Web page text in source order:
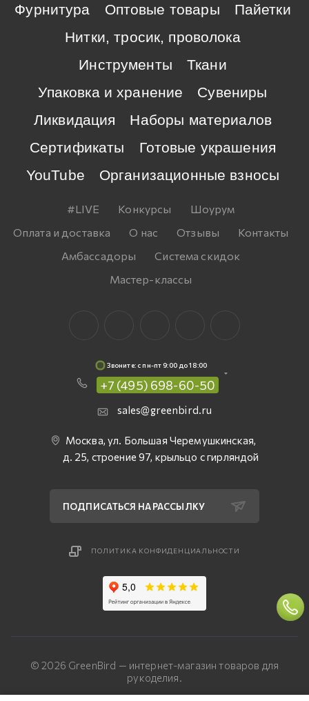
Фурнитура
Оптовые товары
Пайетки
Нитки, тросик, проволока
Инструменты
Ткани
Упаковка и хранение
Сувениры
Ликвидация
Наборы материалов
Сертификаты
Готовые украшения
YouTube
Организационные взносы
#LIVE Конкурсы
Шоурум
Оплата и доставка
О нас Отзывы
Контакты
Амбассадоры
Система скидок
Мастер-классы
Звоните: c пн-пт 9:00 до 18:00
+7 (495) 698-60-50
sales@greenbird.ru
Москва, ул. Большая Черемушкинская,
д. 25, строение 97, крыльцо с гирляндой
ПОДПИСАТЬСЯ НА РАССЫЛКУ
ПОЛИТИКА КОНФИДЕНЦИАЛЬНОСТИ
© 2026 GreenBird — интернет-магазин товаров для
рукоделия.